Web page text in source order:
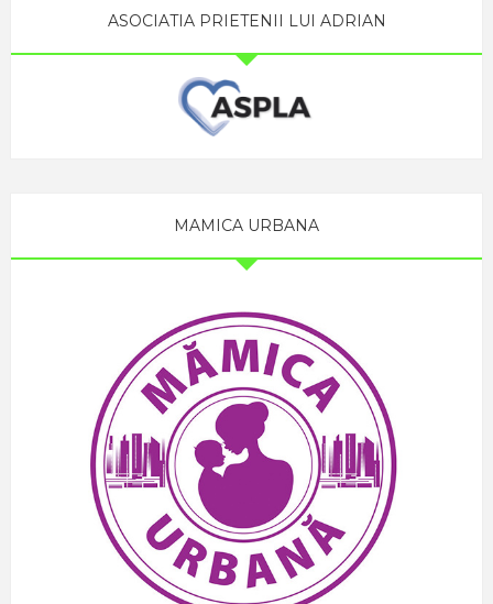
ASOCIATIA PRIETENII LUI ADRIAN
MAMICA URBANA